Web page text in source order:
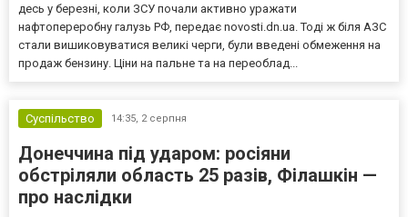
десь у березні, коли ЗСУ почали активно уражати
нафтопереробну галузь РФ, передає novosti.dn.ua. Тоді ж біля АЗС
стали вишиковуватися великі черги, були введені обмеження на
продаж бензину. Ціни на пальне та на переоблад...
Суспільство 14:35, 2 серпня
Донеччина під ударом: росіяни
обстріляли область 25 разів, Філашкін —
про наслідки